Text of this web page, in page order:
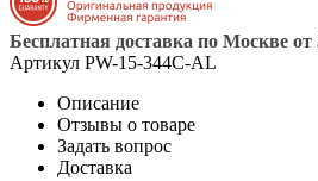
Бесплатная доставка по Москве от
Артикул PW-15-344C-AL
Описание
Отзывы о товаре
Задать вопрос
Доставка